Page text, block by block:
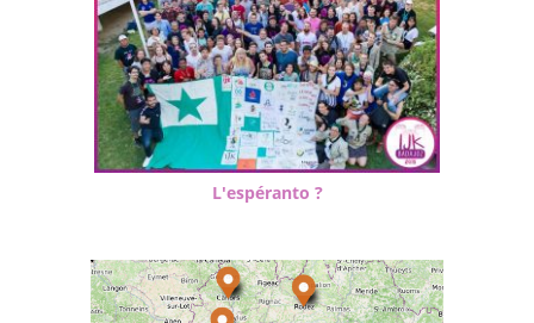
L'espéranto ?